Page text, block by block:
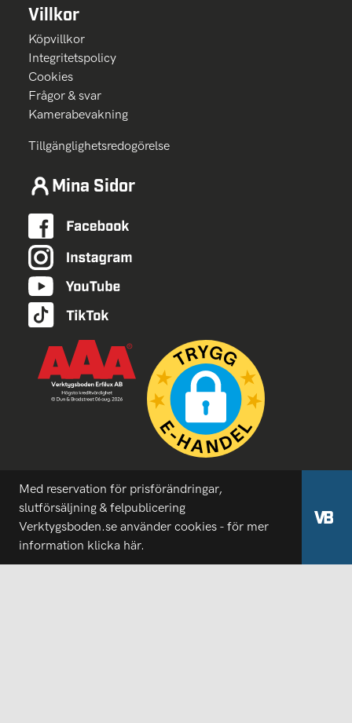
Villkor
Köpvillkor
Integritetspolicy
Cookies
Frågor & svar
Kamerabevakning
Tillgänglighetsredogörelse
Mina Sidor
Med reservation för prisförändringar,
slutförsäljning & felpublicering
Verktygsboden.se använder cookies - för mer
information klicka här.